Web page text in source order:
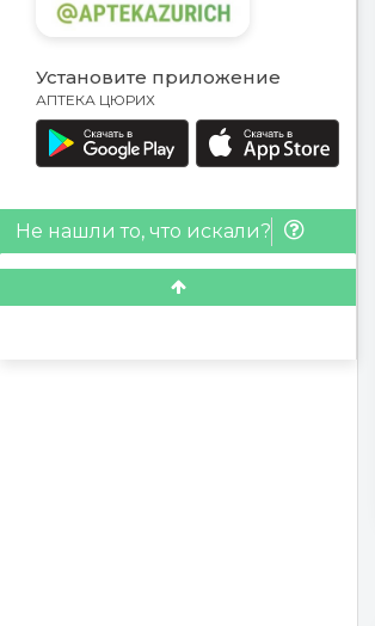
Установите приложение
АПТЕКА ЦЮРИХ
Не нашли то, что искали?